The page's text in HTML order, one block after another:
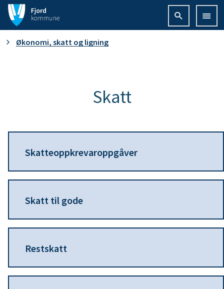
F
j
k
o
m
m
u
n
e
D
Økonomi, skatt og ligning
Skatt
Skatteoppkrevaroppgåver
Skatt til gode
Restskatt